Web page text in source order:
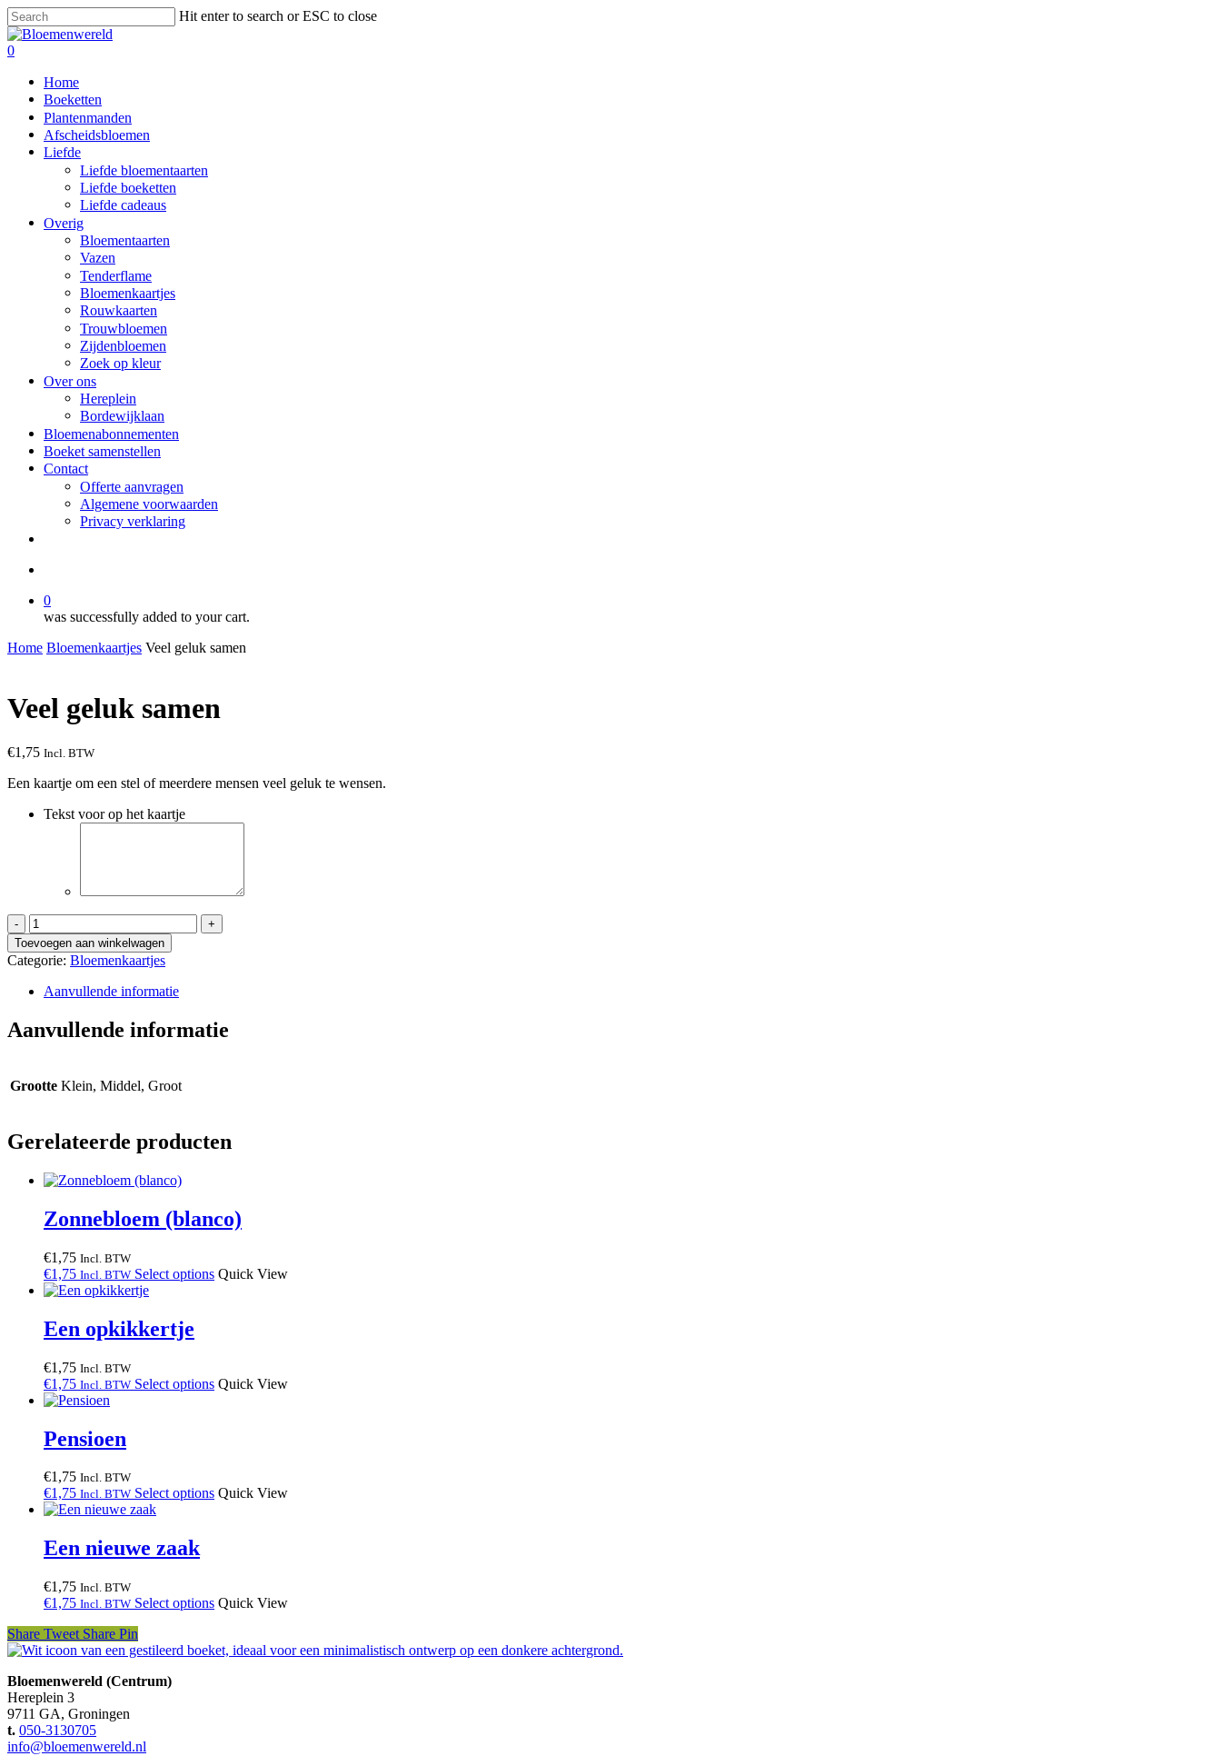
Skip
to
main
Hit enter to search or ESC to close
Close
Search
search
0
Home
Boeketten
Plantenmanden
Afscheidsbloemen
Liefde
Liefde bloementaarten
Liefde boeketten
Liefde cadeaus
Overig
Bloementaarten
Vazen
Tenderflame
Bloemenkaartjes
Rouwkaarten
Trouwbloemen
Zijdenbloemen
Zoek op kleur
Over ons
Hereplein
Bordewijklaan
Bloemenabonnementen
Boeket samenstellen
Contact
Offerte aanvragen
Algemene voorwaarden
Privacy verklaring
0
was successfully added to your cart.
Home Bloemenkaartjes Veel geluk samen
Veel geluk samen
€1,75 Incl. BTW
Een kaartje om een stel of meerdere mensen veel geluk te wensen.
Tekst voor op het kaartje
Veel
geluk
samen
aantal
Toevoegen aan winkelwagen
Categorie: Bloemenkaartjes
Aanvullende informatie
Aanvullende informatie
Grootte Klein, Middel, Groot
Gerelateerde producten
Zonnebloem (blanco)
€1,75 Incl. BTW
€1,75 Incl. BTW Select options Quick View
Een opkikkertje
€1,75 Incl. BTW
€1,75 Incl. BTW Select options Quick View
Pensioen
€1,75 Incl. BTW
€1,75 Incl. BTW Select options Quick View
Een nieuwe zaak
€1,75 Incl. BTW
€1,75 Incl. BTW Select options Quick View
Share Tweet Share Pin
Bloemenwereld (Centrum)
Hereplein 3
9711 GA, Groningen
t. 050-3130705
info@bloemenwereld.nl